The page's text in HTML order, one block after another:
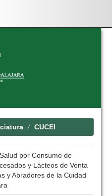
CUCEI
por Consumo de
y Lácteos de Venta
y Abradores de la Cuidad